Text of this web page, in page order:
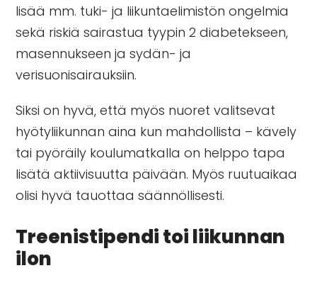
lisää mm. tuki- ja liikuntaelimistön ongelmia
sekä riskiä sairastua tyypin 2 diabetekseen,
masennukseen ja sydän- ja
verisuonisairauksiin.
Siksi on hyvä, että myös nuoret valitsevat
hyötyliikunnan aina kun mahdollista – kävely
tai pyöräily koulumatkalla on helppo tapa
lisätä aktiivisuutta päivään. Myös ruutuaikaa
olisi hyvä tauottaa säännöllisesti.
Treenistipendi toi liikunnan
ilon